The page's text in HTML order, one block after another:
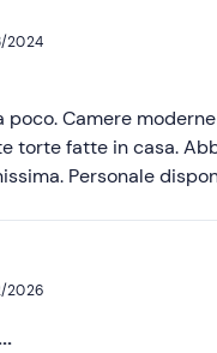
2024
Camere
torte fatte in casa.
Personale
2026